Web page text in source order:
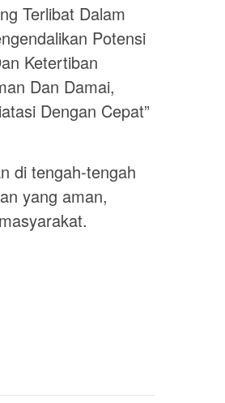
Terlibat Dalam
Potensi
Ketertiban
Dan Damai,
Dengan Cepat”
di tengah-tengah
yang aman,